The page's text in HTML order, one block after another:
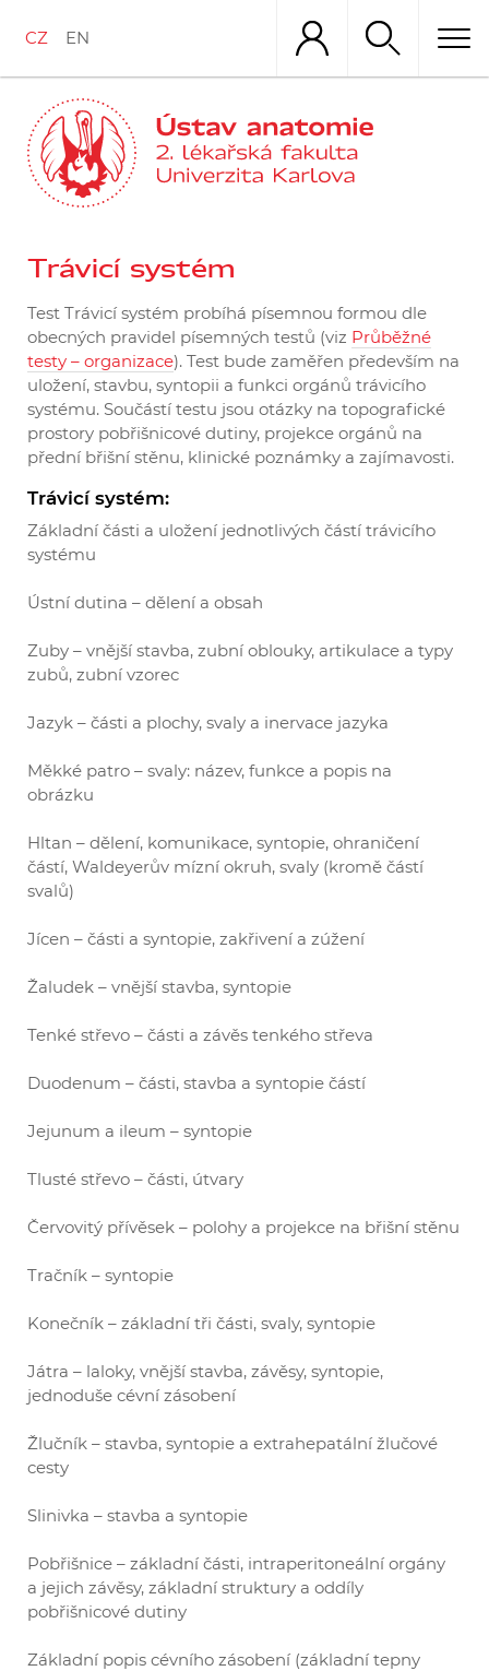
obsahu
CZ EN
Trávicí systém
Test Trávicí systém probíhá písemnou formou dle
obecných pravidel písemných testů (viz Průběžné
testy – organizace). Test bude zaměřen především na
uložení, stavbu, syntopii a funkci orgánů trávicího
systému. Součástí testu jsou otázky na topografické
prostory pobřišnicové dutiny, projekce orgánů na
přední břišní stěnu, klinické poznámky a zajímavosti.
Trávicí systém:
Základní části a uložení jednotlivých částí trávicího
systému
Ústní dutina – dělení a obsah
Zuby – vnější stavba, zubní oblouky, artikulace a typy
zubů, zubní vzorec
Jazyk – části a plochy, svaly a inervace jazyka
Měkké patro – svaly: název, funkce a popis na
obrázku
Hltan – dělení, komunikace, syntopie, ohraničení
částí, Waldeyerův mízní okruh, svaly (kromě částí
svalů)
Jícen – části a syntopie, zakřivení a zúžení
Žaludek – vnější stavba, syntopie
Tenké střevo – části a závěs tenkého střeva
Duodenum – části, stavba a syntopie částí
Jejunum a ileum – syntopie
Tlusté střevo – části, útvary
Červovitý přívěsek – polohy a projekce na břišní stěnu
Tračník – syntopie
Konečník – základní tři části, svaly, syntopie
Játra – laloky, vnější stavba, závěsy, syntopie,
jednoduše cévní zásobení
Žlučník – stavba, syntopie a extrahepatální žlučové
cesty
Slinivka – stavba a syntopie
Pobřišnice – základní části, intraperitoneální orgány
a jejich závěsy, základní struktury a oddíly
pobřišnicové dutiny
Základní popis cévního zásobení (základní tepny